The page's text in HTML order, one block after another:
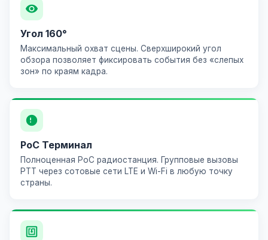
Угол 160°
Максимальный охват сцены. Сверхширокий угол
обзора позволяет фиксировать события без «слепых
зон» по краям кадра.
PoC Терминал
Полноценная PoC радиостанция. Групповые вызовы
PTT через сотовые сети LTE и Wi-Fi в любую точку
страны.